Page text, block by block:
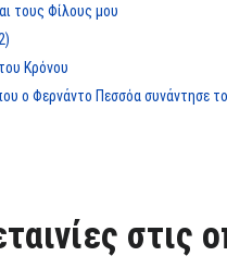
τους Φίλους μου
Κρόνου
ο Φερνάντο Πεσσόα συνάντησε
στις